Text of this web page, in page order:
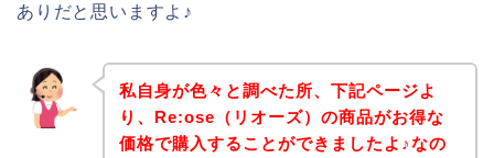
ありだと思いますよ♪
私自身が色々と調べた所、下記ページよ
り、Re:ose（リオーズ）の商品がお得な
価格で購入することができましたよ♪なの